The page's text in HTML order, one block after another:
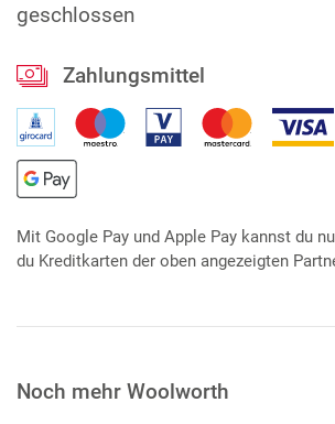
geschlossen
Zahlungsmittel
Mit Google Pay und Apple Pay kannst du
du Kreditkarten der oben angezeigten
Noch mehr Woolworth